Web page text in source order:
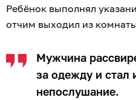
Ребёнок выполнял
отчим выходил из
Мужчина
за одежду и стал
непослушание.